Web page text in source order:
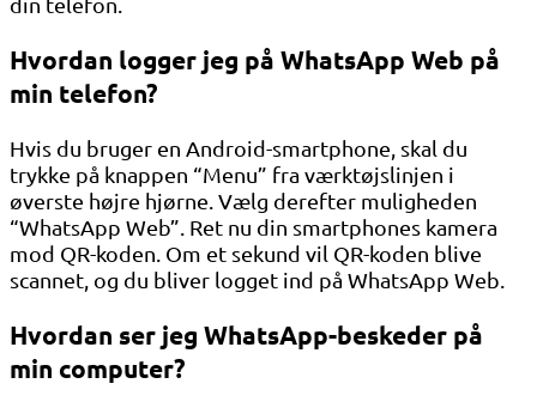
Hvordan logger jeg på WhatsApp Web på
min telefon?
Hvis du bruger en Android-smartphone, skal du
trykke på knappen “Menu” fra værktøjslinjen i
øverste højre hjørne. Vælg derefter muligheden
“WhatsApp Web”. Ret nu din smartphones kamera
mod QR-koden. Om et sekund vil QR-koden blive
scannet, og du bliver logget ind på WhatsApp Web.
Hvordan ser jeg WhatsApp-beskeder på
min computer?